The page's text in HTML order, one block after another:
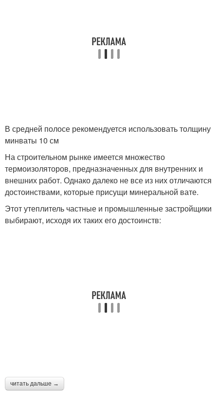
В средней полосе рекомендуется использовать толщину
минваты 10 см
На строительном рынке имеется множество
термоизоляторов, предназначенных для внутренних и
внешних работ. Однако далеко не все из них отличаются
достоинствами, которые присущи минеральной вате.
Этот утеплитель частные и промышленные застройщики
выбирают, исходя их таких его достоинств:
читать дальше →